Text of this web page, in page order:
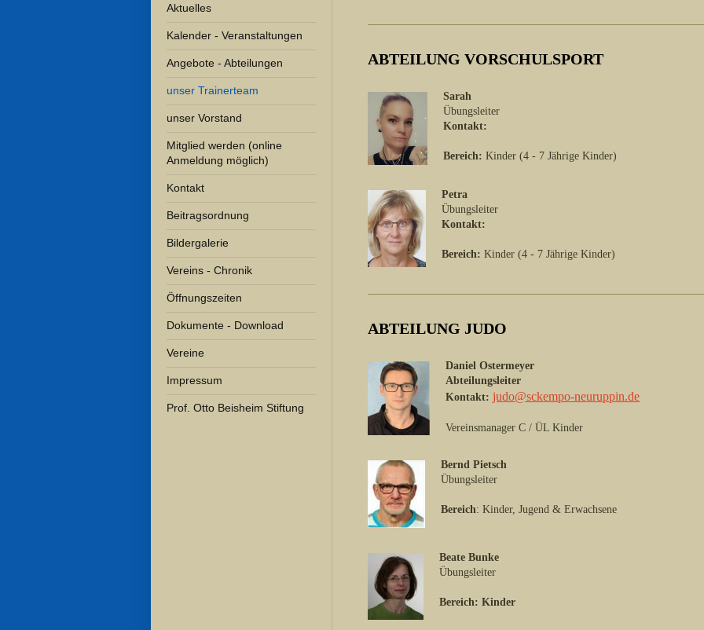
Aktuelles
Kalender - Veranstaltungen
Angebote - Abteilungen
unser Trainerteam
unser Vorstand
Mitglied werden (online
Anmeldung möglich)
Kontakt
Beitragsordnung
Bildergalerie
Vereins - Chronik
Öffnungszeiten
Dokumente - Download
Vereine
Impressum
Prof. Otto Beisheim Stiftung
ABTEILUNG VORSCHULSPORT
Sarah
Übungsleiter
Kontakt:
Bereich: Kinder (4 - 7 Jährige Kinder)
Petra
Übungsleiter
Kontakt:
Bereich: Kinder (4 - 7 Jährige Kinder)
ABTEILUNG JUDO
Daniel Ostermeyer
Abteilungsleiter
Kontakt: judo@sckempo-neuruppin.de
Vereinsmanager C / ÜL Kinder
Bernd Pietsch
Übungsleiter
Bereich: Kinder, Jugend & Erwachsene
Beate Bunke
Übungsleiter
Bereich: Kinder